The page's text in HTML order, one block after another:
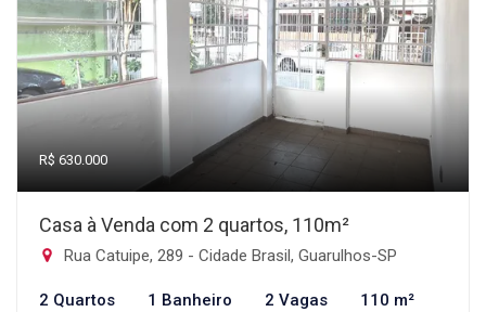
R$ 630.000
Casa à Venda com 2 quartos, 110m²
Rua Catuipe, 289 - Cidade Brasil, Guarulhos-SP
2 Quartos 1 Banheiro 2 Vagas 110 m²